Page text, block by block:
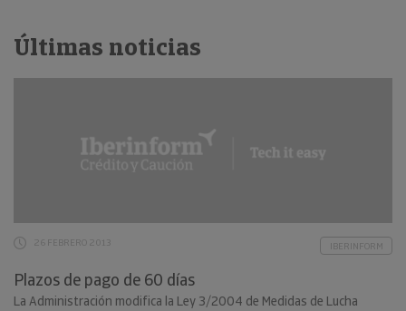
Últimas noticias
26 FEBRERO 2013 IBERINFORM
Plazos de pago de 60 días
La Administración modifica la Ley 3/2004 de Medidas de Lucha